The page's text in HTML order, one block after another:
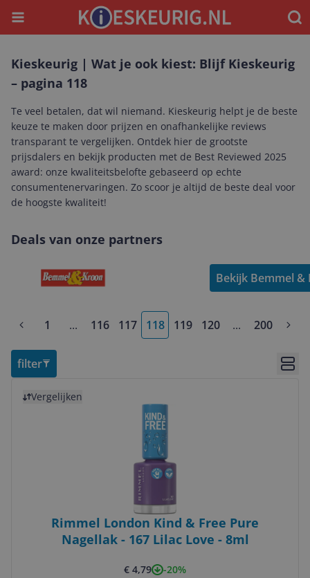
Menu
Kieskeurig | Wat je ook kiest: Blijf Kieskeurig
– pagina 118
Te veel betalen, dat wil niemand. Kieskeurig helpt je de beste
keuze te maken door prijzen en onafhankelijke reviews
transparant te vergelijken. Ontdek hier de grootste
prijsdalers en bekijk producten met de Best Reviewed 2025
award: onze kwaliteitsbelofte gebaseerd op echte
consumentenervaringen. Zo scoor je altijd de beste deal voor
de hoogste kwaliteit!
Deals van onze partners
Bekijk Bemmel &
1 ...More pages
116 117 118 119 120 ...More pages
200
filter
Vergelijken
Rimmel London Kind & Free Pure
Nagellak - 167 Lilac Love - 8ml
€ 4,79 -20%